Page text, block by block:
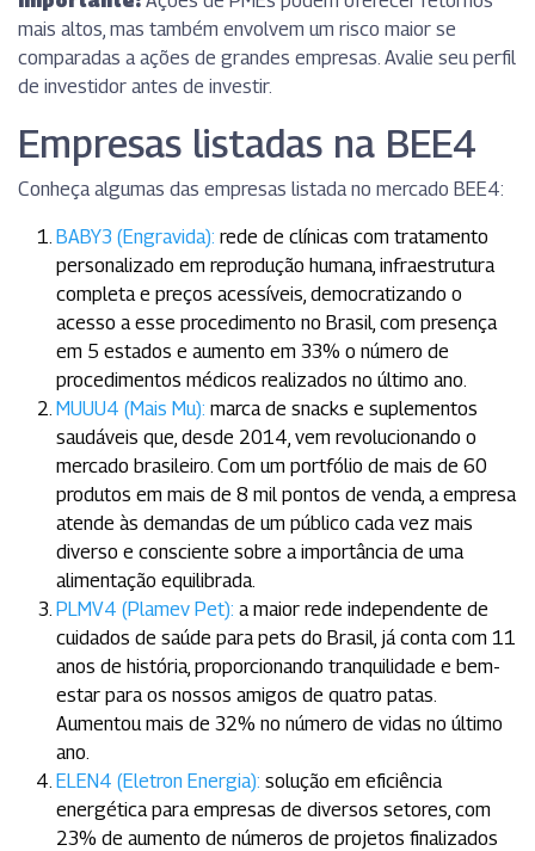
mais altos, mas também envolvem um risco maior se
comparadas a ações de grandes empresas. Avalie seu perfil
de investidor antes de investir.
Empresas listadas na BEE4
Conheça algumas das empresas listada no mercado BEE4:
BABY3 (Engravida): rede de clínicas com tratamento
personalizado em reprodução humana, infraestrutura
completa e preços acessíveis, democratizando o
acesso a esse procedimento no Brasil, com presença
em 5 estados e aumento em 33% o número de
procedimentos médicos realizados no último ano.
MUUU4 (Mais Mu): marca de snacks e suplementos
saudáveis que, desde 2014, vem revolucionando o
mercado brasileiro. Com um portfólio de mais de 60
produtos em mais de 8 mil pontos de venda, a empresa
atende às demandas de um público cada vez mais
diverso e consciente sobre a importância de uma
alimentação equilibrada.
PLMV4 (Plamev Pet): a maior rede independente de
cuidados de saúde para pets do Brasil, já conta com 11
anos de história, proporcionando tranquilidade e bem-
estar para os nossos amigos de quatro patas.
Aumentou mais de 32% no número de vidas no último
ano.
ELEN4 (Eletron Energia): solução em eficiência
energética para empresas de diversos setores, com
23% de aumento de números de projetos finalizados